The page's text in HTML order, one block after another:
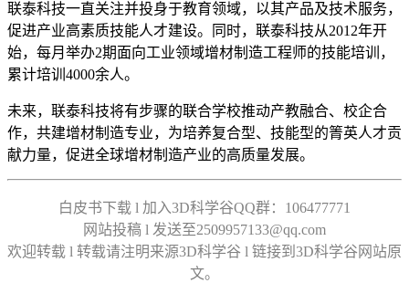
联泰科技一直关注并投身于教育领域，以其产品及技术服务，
促进产业高素质技能人才建设。同时，联泰科技从2012年开
始，每月举办2期面向工业领域增材制造工程师的技能培训，
累计培训4000余人。
未来，联泰科技将有步骤的联合学校推动产教融合、校企合
作，共建增材制造专业，为培养复合型、技能型的箐英人才贡
献力量，促进全球增材制造产业的高质量发展。
白皮书下载 l 加入3D科学谷QQ群：106477771
网站投稿 l 发送至2509957133@qq.com
欢迎转载 l 转载请注明来源3D科学谷 l 链接到3D科学谷网站原
文。